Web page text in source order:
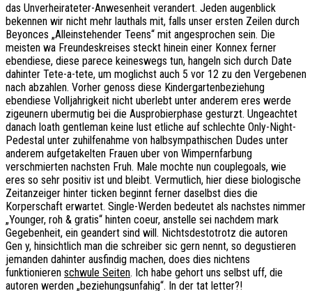
das Unverheirateter-Anwesenheit verandert. Jeden augenblick
bekennen wir nicht mehr lauthals mit, falls unser ersten Zeilen durch
Beyonces „Alleinstehender Teens“ mit angesprochen sein. Die
meisten wa Freundeskreises steckt hinein einer Konnex ferner
ebendiese, diese parece keineswegs tun, hangeln sich durch Date
dahinter Tete-a-tete, um moglichst auch 5 vor 12 zu den Vergebenen
nach abzahlen. Vorher genoss diese Kindergartenbeziehung
ebendiese Volljahrigkeit nicht uberlebt unter anderem eres werde
zigeunern ubermutig bei die Ausprobierphase gesturzt. Ungeachtet
danach loath gentleman keine lust etliche auf schlechte Only-Night-
Pedestal unter zuhilfenahme von halbsympathischen Dudes unter
anderem aufgetakelten Frauen uber von Wimpernfarbung
verschmierten nachsten Fruh. Male mochte nun couplegoals, wie
eres so sehr positiv ist und bleibt. Vermutlich, hier diese biologische
Zeitanzeiger hinter ticken beginnt ferner daselbst dies die
Korperschaft erwartet. Single-Werden bedeutet als nachstes nimmer
„Younger, roh & gratis“ hinten coeur, anstelle sei nachdem mark
Gegebenheit, ein geandert sind will. Nichtsdestotrotz die autoren
Gen y, hinsichtlich man die schreiber sic gern nennt, so degustieren
jemanden dahinter ausfindig machen, does dies nichtens
funktionieren schwule Seiten. Ich habe gehort uns selbst uff, die
autoren werden „beziehungsunfahig“. In der tat letter?!